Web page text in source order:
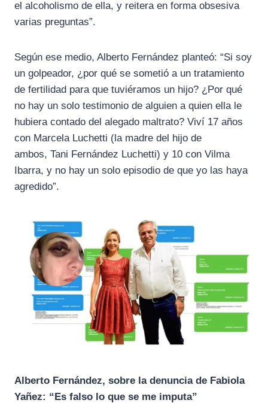
el alcoholismo de ella, y reitera en forma obsesiva
varias preguntas”.
Según ese medio, Alberto Fernández planteó: “Si soy
un golpeador, ¿por qué se sometió a un tratamiento
de fertilidad para que tuviéramos un hijo? ¿Por qué
no hay un solo testimonio de alguien a quien ella le
hubiera contado del alegado maltrato? Viví 17 años
con Marcela Luchetti (la madre del hijo de
ambos, Tani Fernández Luchetti) y 10 con Vilma
Ibarra, y no hay un solo episodio de que yo las haya
agredido”.
Alberto Fernández, sobre la denuncia de Fabiola
Yañez: “Es falso lo que se me imputa”